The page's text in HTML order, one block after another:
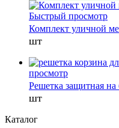
Быстрый просмотр
Комплект уличной
шт
просмотр
Решетка защитная
шт
Каталог